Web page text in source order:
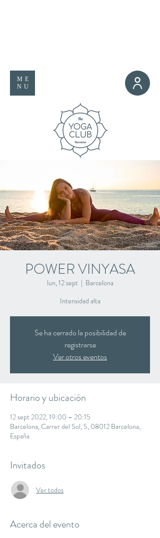
ME
NU
POWER VINYASA
lun, 12 sept
  |
Barcelona
Intensidad alta
Se ha cerrado la posibilidad de
registrarse
Ver otros eventos
Horario y ubicación
12 sept 2022, 19:00 – 20:15
Barcelona, Carrer del Sol, 5, 08012 Barcelona,
España
Invitados
Ver todos
Acerca del evento